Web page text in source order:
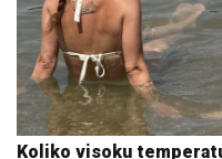
Koliko visoku
izdrži?
05. 08. 2026 14:12